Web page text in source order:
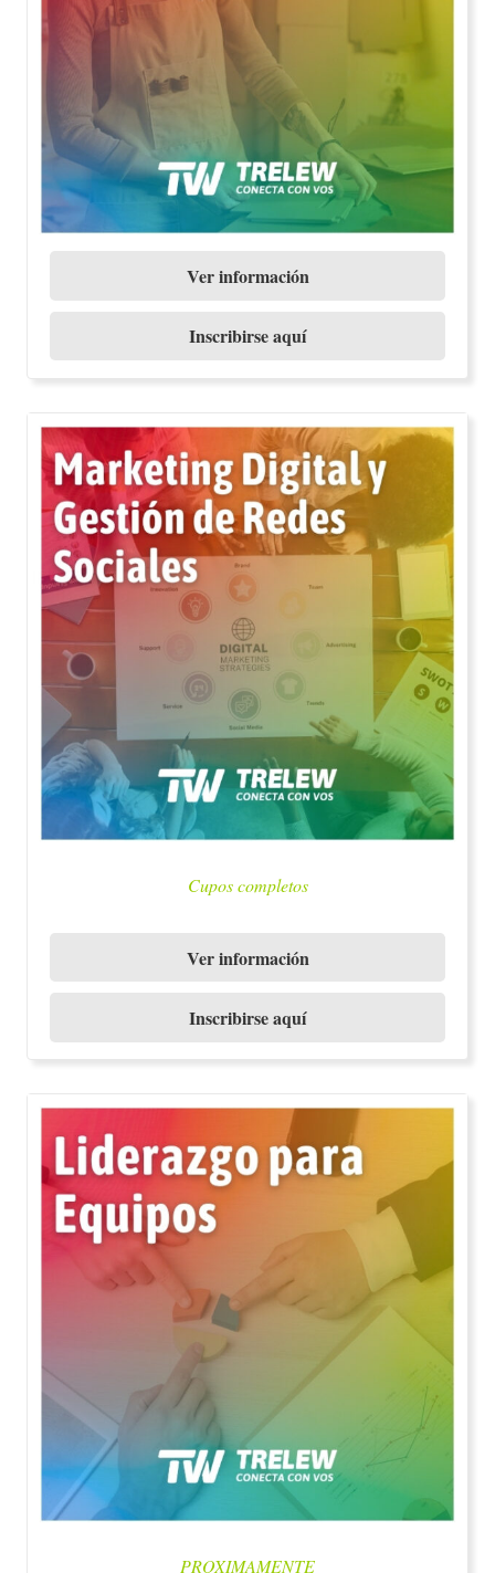
Ver información
Inscribirse aquí
Cupos completos
Ver información
Inscribirse aquí
PROXIMAMENTE